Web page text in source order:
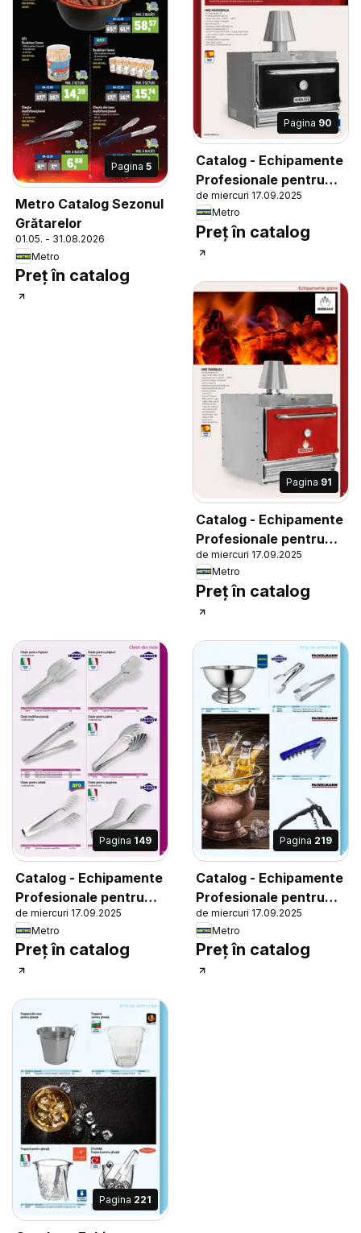
Pagina 5
Metro Catalog Sezonul
Grătarelor
01.05. - 31.08.2026
Metro
Preț în catalog
Pagina 90
Catalog - Echipamente
Profesionale pentru
HoReCa
de miercuri 17.09.2025
Metro
Preț în catalog
Pagina 91
Catalog - Echipamente
Profesionale pentru
HoReCa
de miercuri 17.09.2025
Metro
Preț în catalog
Pagina 149
Catalog - Echipamente
Profesionale pentru
HoReCa
de miercuri 17.09.2025
Metro
Preț în catalog
Pagina 219
Catalog - Echipamente
Profesionale pentru
HoReCa
de miercuri 17.09.2025
Metro
Preț în catalog
Pagina 221